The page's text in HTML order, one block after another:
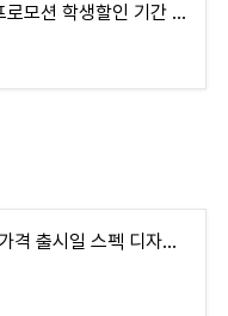
2025 삼성 신학기 프로모션 학생할인 기간 혜택 총정리
갤럭시 S25 울트라 가격 출시일 스펙 디자인 최신정보 정리